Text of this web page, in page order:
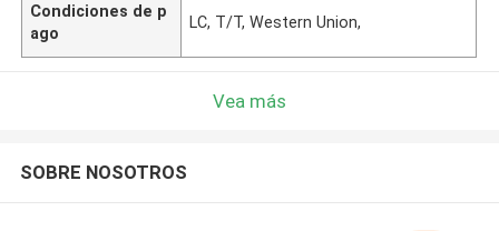
Condiciones de p
ago
LC, T/T, Western Union,
Vea más
SOBRE NOSOTROS